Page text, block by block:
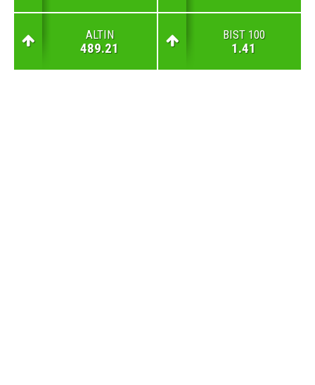
ALTIN
489.21
BIST 100
1.41